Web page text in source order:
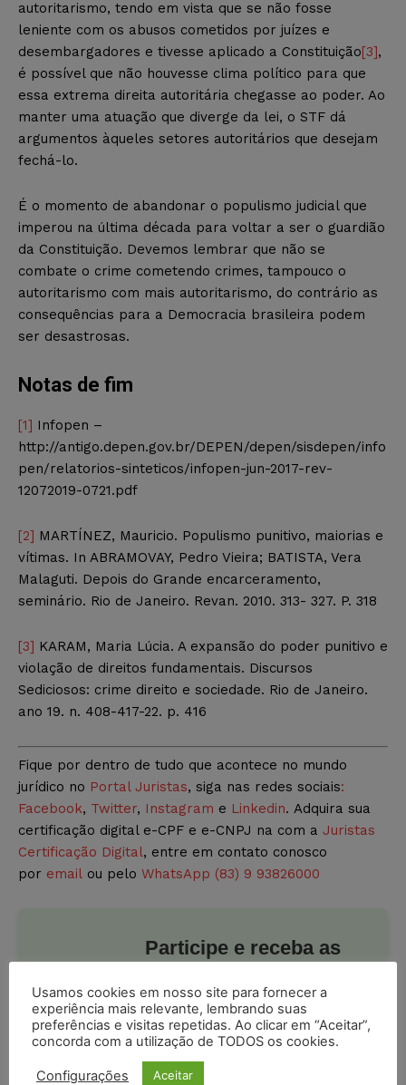
autoritarismo, tendo em vista que se não fosse
leniente com os abusos cometidos por juízes e
desembargadores e tivesse aplicado a Constituição[3],
é possível que não houvesse clima político para que
essa extrema direita autoritária chegasse ao poder. Ao
manter uma atuação que diverge da lei, o STF dá
argumentos àqueles setores autoritários que desejam
fechá-lo.
É o momento de abandonar o populismo judicial que
imperou na última década para voltar a ser o guardião
da Constituição. Devemos lembrar que não se
combate o crime cometendo crimes, tampouco o
autoritarismo com mais autoritarismo, do contrário as
consequências para a Democracia brasileira podem
ser desastrosas.
Notas de fim
[1] Infopen –
http://antigo.depen.gov.br/DEPEN/depen/sisdepen/info
pen/relatorios-sinteticos/infopen-jun-2017-rev-
12072019-0721.pdf
[2] MARTÍNEZ, Mauricio. Populismo punitivo, maiorias e
vítimas. In ABRAMOVAY, Pedro Vieira; BATISTA, Vera
Malaguti. Depois do Grande encarceramento,
seminário. Rio de Janeiro. Revan. 2010. 313- 327. P. 318
[3] KARAM, Maria Lúcia. A expansão do poder punitivo e
violação de direitos fundamentais. Discursos
Sediciosos: crime direito e sociedade. Rio de Janeiro.
ano 19. n. 408-417-22. p. 416
Fique por dentro de tudo que acontece no mundo
jurídico no Portal Juristas, siga nas redes sociais:
Facebook, Twitter, Instagram e Linkedin. Adquira sua
certificação digital e-CPF e e-CNPJ na com a Juristas
Certificação Digital, entre em contato conosco
por email ou pelo WhatsApp (83) 9 93826000
Participe e receba as
Portal Juristas.
Ao entrar você está ciente e de acordo
com ostermos de usoe privacidade
do Whatsapp.
Usamos cookies em nosso site para fornecer a
experiência mais relevante, lembrando suas
preferências e visitas repetidas. Ao clicar em “Aceitar”,
concorda com a utilização de TODOS os cookies.
Configurações Aceitar